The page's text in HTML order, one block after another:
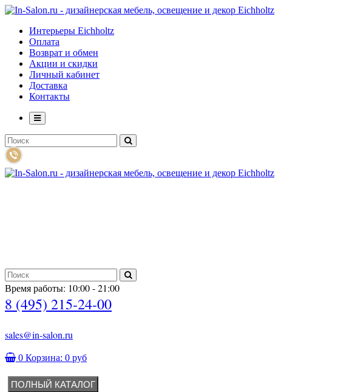
Интерьеры Eichholtz
Оплата
Возврат и обмен
Акции и скидки
Личный кабинет
Доставка
Контакты
Время работы: 10:00 - 21:00
8 (495) 215-24-00
sales@in-salon.ru
0 Корзина: 0 руб
ПОЛНЫЙ КАТАЛОГ